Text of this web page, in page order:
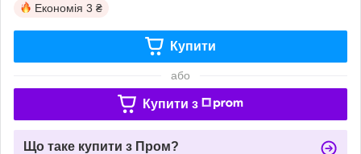
Економія 3 ₴
Купити
або
Купити з
Що таке купити з Пром?